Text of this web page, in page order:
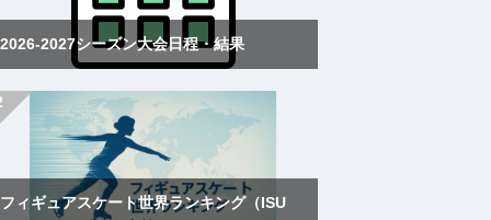
2026-2027シーズン大会日程・結果
フィギュアスケート世界ランキング（ISU